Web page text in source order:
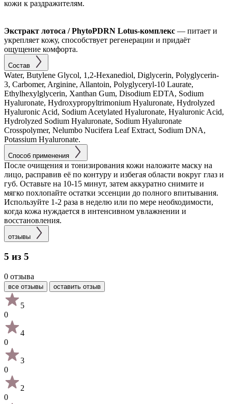
кожи к раздражителям.
Экстракт лотоса / PhytoPDRN Lotus-комплекс — питает и
укрепляет кожу, способствует регенерации и придаёт
ощущение комфорта.
Состав
Water, Butylene Glycol, 1,2-Hexanediol, Diglycerin, Polyglycerin-
3, Carbomer, Arginine, Allantoin, Polyglyceryl-10 Laurate,
Ethylhexylglycerin, Xanthan Gum, Disodium EDTA, Sodium
Hyaluronate, Hydroxypropyltrimonium Hyaluronate, Hydrolyzed
Hyaluronic Acid, Sodium Acetylated Hyaluronate, Hyaluronic Acid,
Hydrolyzed Sodium Hyaluronate, Sodium Hyaluronate
Crosspolymer, Nelumbo Nucifera Leaf Extract, Sodium DNA,
Potassium Hyaluronate.
Способ применения
После очищения и тонизирования кожи наложите маску на
лицо, расправив её по контуру и избегая области вокруг глаз и
губ. Оставьте на 10-15 минут, затем аккуратно снимите и
мягко похлопайте остатки эссенции до полного впитывания.
Используйте 1-2 раза в неделю или по мере необходимости,
когда кожа нуждается в интенсивном увлажнении и
восстановления.
отзывы
5 из 5
0 отзыва
все отзывы оставить отзыв
5
0
4
0
3
0
2
0